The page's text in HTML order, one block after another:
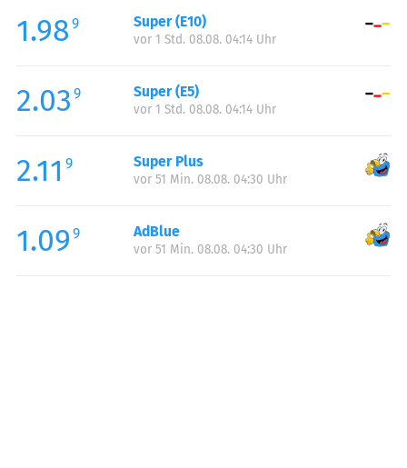
Samstag:
00:00-24:00
Sonntag:
1.98 9 Super (E10)
vor 1 Std. 08.08. 04:14 Uhr
2.03 9 Super (E5)
vor 1 Std. 08.08. 04:14 Uhr
2.11 9 Super Plus
vor 51 Min. 08.08. 04:30 Uhr
1.09 9 AdBlue
vor 51 Min. 08.08. 04:30 Uhr